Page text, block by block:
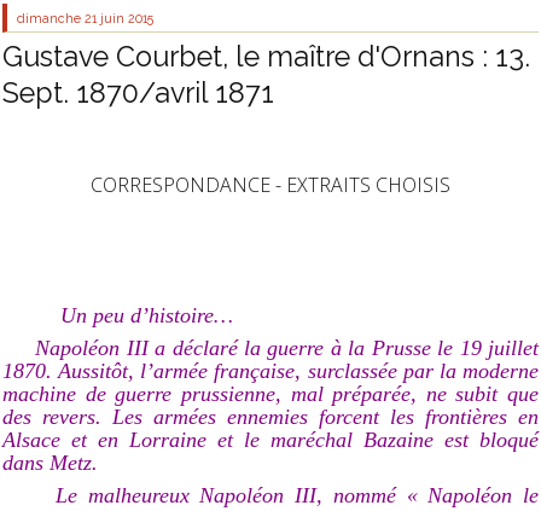
dimanche 21 juin 2015
Gustave Courbet, le maître d'Ornans : 13.
Sept. 1870/avril 1871
CORRESPONDANCE - EXTRAITS CHOISIS
Un peu d’histoire…
Napoléon III a déclaré la guerre à la Prusse le 19 juillet
1870. Aussitôt, l’armée française, surclassée par la moderne
machine de guerre prussienne, mal préparée, ne subit que
des revers. Les armées ennemies forcent les frontières en
Alsace et en Lorraine et le maréchal Bazaine est bloqué
dans Metz.
Le malheureux Napoléon III, nommé « Napoléon le